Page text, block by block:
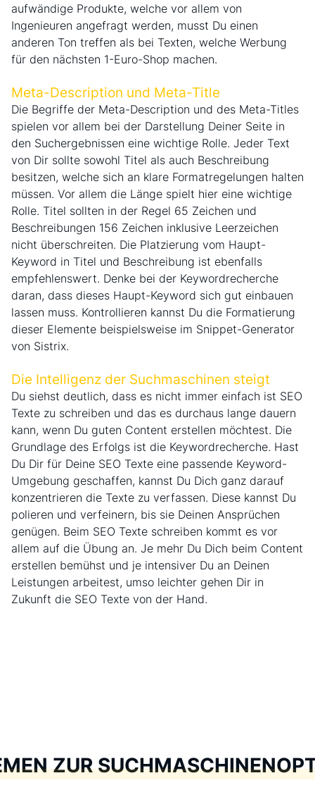
aufwändige Produkte, welche vor allem von
Ingenieuren angefragt werden, musst Du einen
anderen Ton treffen als bei Texten, welche Werbung
für den nächsten 1-Euro-Shop machen.
Meta-Description und Meta-Title
Die Begriffe der Meta-Description und des Meta-Titles
spielen vor allem bei der Darstellung Deiner Seite in
den Suchergebnissen eine wichtige Rolle. Jeder Text
von Dir sollte sowohl Titel als auch Beschreibung
besitzen, welche sich an klare Formatregelungen halten
müssen. Vor allem die Länge spielt hier eine wichtige
Rolle. Titel sollten in der Regel 65 Zeichen und
Beschreibungen 156 Zeichen inklusive Leerzeichen
nicht überschreiten. Die Platzierung vom Haupt-
Keyword in Titel und Beschreibung ist ebenfalls
empfehlenswert. Denke bei der Keywordrecherche
daran, dass dieses Haupt-Keyword sich gut einbauen
lassen muss. Kontrollieren kannst Du die Formatierung
dieser Elemente beispielsweise im Snippet-Generator
von Sistrix.
Die Intelligenz der Suchmaschinen steigt
Du siehst deutlich, dass es nicht immer einfach ist SEO
Texte zu schreiben und das es durchaus lange dauern
kann, wenn Du guten Content erstellen möchtest. Die
Grundlage des Erfolgs ist die Keywordrecherche. Hast
Du Dir für Deine SEO Texte eine passende Keyword-
Umgebung geschaffen, kannst Du Dich ganz darauf
konzentrieren die Texte zu verfassen. Diese kannst Du
polieren und verfeinern, bis sie Deinen Ansprüchen
genügen. Beim SEO Texte schreiben kommt es vor
allem auf die Übung an. Je mehr Du Dich beim Content
erstellen bemühst und je intensiver Du an Deinen
Leistungen arbeitest, umso leichter gehen Dir in
Zukunft die SEO Texte von der Hand.
ZUR